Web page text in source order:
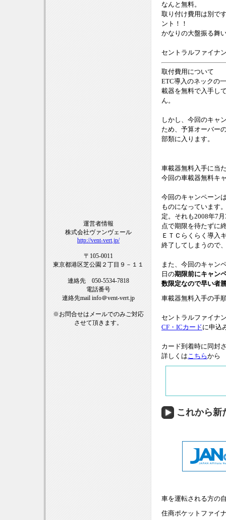
なんと無料。
取り付け費用は別で
ント！！
かなりの大盤振る舞
セントラルファイナ
取付費用について
ETC導入のネックの
載器を無料で入手し
ん。
しかし、今回のキャ
ため、予算オーバー
部類に入ります。
車載器無料入手に当
今回の車載器無料キ
今回のキャンペーン
ものになっています
定。それも2008年7
点で期限を待たずに
ＥＴＣらくらく導入
終了してしまうので
また、今回のキャン
日の期限前にキャン
数限定なので早い者
車載器無料入手の手
セントラルファイナ
CF・ICカードに申込
カード到着時に同封
詳しくは こちらから
これから新
車を運転される方の
住商ポケットファイ
運営者情報
株式会社ヴァンヴェール
http://vent-vert.jp/
〒105-0011
東京都港区芝公園２丁目９－１１
連絡先 050-5534-7818
電話番号
連絡先mail info＠vent-vert.jp
※お問合せはメールでのみご対応
させて頂きます。